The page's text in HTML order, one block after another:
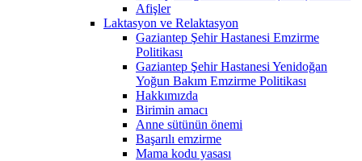
Afişler
Laktasyon ve Relaktasyon
Gaziantep Şehir Hastanesi Emzirme
Politikası
Gaziantep Şehir Hastanesi Yenidoğan
Yoğun Bakım Emzirme Politikası
Hakkımızda
Birimin amacı
Anne sütünün önemi
Başarılı emzirme
Mama kodu yasası